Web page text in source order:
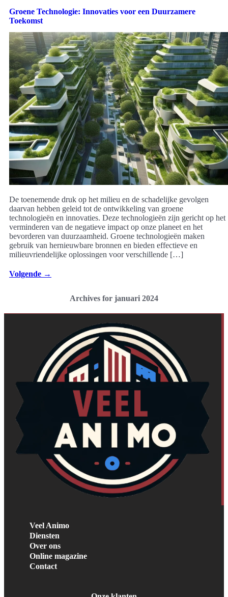
Groene Technologie: Innovaties voor een Duurzamere
Toekomst
De toenemende druk op het milieu en de schadelijke gevolgen
daarvan hebben geleid tot de ontwikkeling van groene
technologieën en innovaties. Deze technologieën zijn gericht op het
verminderen van de negatieve impact op onze planeet en het
bevorderen van duurzaamheid. Groene technologieën maken
gebruik van hernieuwbare bronnen en bieden effectieve en
milieuvriendelijke oplossingen voor verschillende […]
Volgende →
Archives for januari 2024
Veel Animo
Diensten
Over ons
Online magazine
Contact